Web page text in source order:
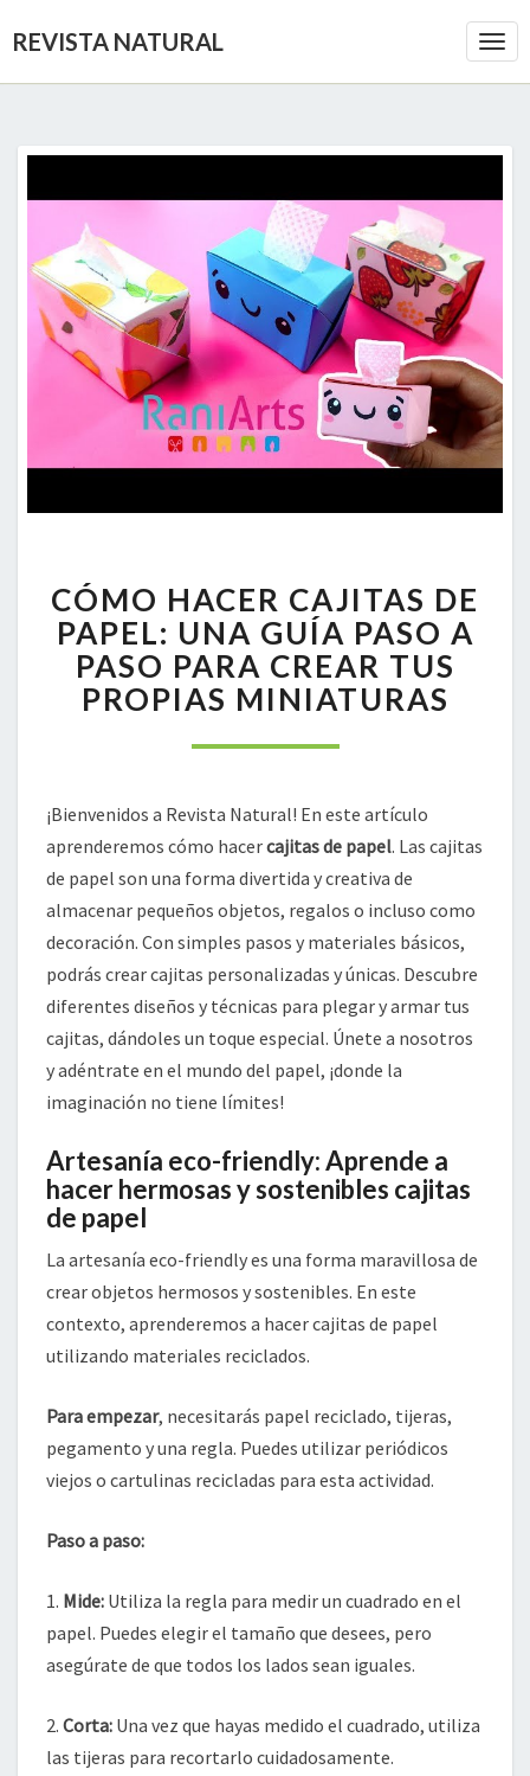
REVISTA NATURAL
HACER
CAJITAS
DE
PAPEL:
UNA
PASO
PASO
CREAR
TUS
PROPIAS
MINIATURAS
CÓMO HACER CAJITAS DE
PAPEL: UNA GUÍA PASO A
PASO PARA CREAR TUS
PROPIAS MINIATURAS
¡Bienvenidos a Revista Natural! En este artículo
aprenderemos cómo hacercajitas de papel. Las cajitas
de papel son una forma divertida y creativa de
almacenar pequeños objetos, regalos o incluso como
decoración. Con simples pasos y materiales básicos,
podrás crear cajitas personalizadas y únicas. Descubre
diferentes diseños y técnicas para plegar y armar tus
cajitas, dándoles un toque especial. Únete a nosotros
y adéntrate en el mundo del papel, ¡donde la
imaginación no tiene límites!
Artesanía eco-friendly: Aprende a
hacer hermosas y sostenibles cajitas
de papel
La artesanía eco-friendly es una forma maravillosa de
crear objetos hermosos y sostenibles. En este
contexto, aprenderemos a hacer cajitas de papel
utilizando materiales reciclados.
Para empezar, necesitarás papel reciclado, tijeras,
pegamento y una regla. Puedes utilizar periódicos
viejos o cartulinas recicladas para esta actividad.
Paso a paso:
1. Mide: Utiliza la regla para medir un cuadrado en el
papel. Puedes elegir el tamaño que desees, pero
asegúrate de que todos los lados sean iguales.
2. Corta: Una vez que hayas medido el cuadrado, utiliza
las tijeras para recortarlo cuidadosamente.